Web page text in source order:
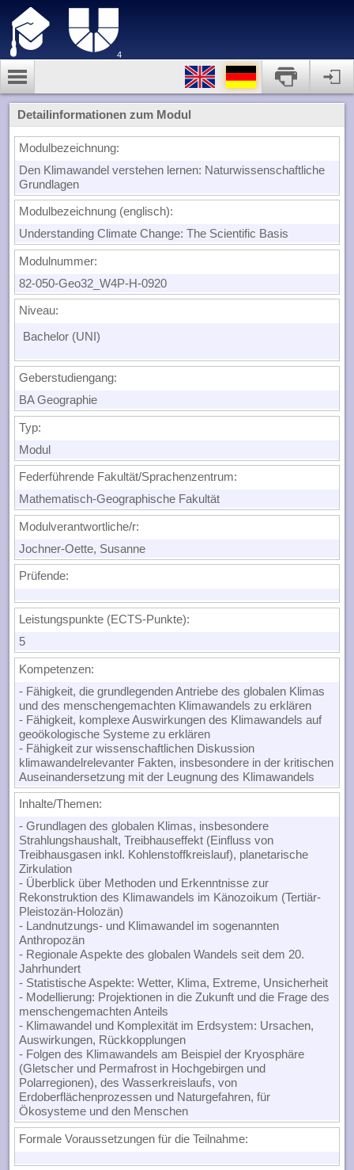
4
Detailinformationen zum Modul
Modulbezeichnung:
Den Klimawandel verstehen lernen: Naturwissenschaftliche
Grundlagen
Modulbezeichnung (englisch):
Understanding Climate Change: The Scientific Basis
Modulnummer:
82-050-Geo32_W4P-H-0920
Niveau:
Bachelor (UNI)
Geberstudiengang:
BA Geographie
Typ:
Modul
Federführende Fakultät/Sprachenzentrum:
Mathematisch-Geographische Fakultät
Modulverantwortliche/r:
Jochner-Oette, Susanne
Prüfende:
Leistungspunkte (ECTS-Punkte):
5
Kompetenzen:
- Fähigkeit, die grundlegenden Antriebe des globalen Klimas
und des menschengemachten Klimawandels zu erklären
- Fähigkeit, komplexe Auswirkungen des Klimawandels auf
geoökologische Systeme zu erklären
- Fähigkeit zur wissenschaftlichen Diskussion
klimawandelrelevanter Fakten, insbesondere in der kritischen
Auseinandersetzung mit der Leugnung des Klimawandels
Inhalte/Themen:
- Grundlagen des globalen Klimas, insbesondere
Strahlungshaushalt, Treibhauseffekt (Einfluss von
Treibhausgasen inkl. Kohlenstoffkreislauf), planetarische
Zirkulation
- Überblick über Methoden und Erkenntnisse zur
Rekonstruktion des Klimawandels im Känozoikum (Tertiär-
Pleistozän-Holozän)
- Landnutzungs- und Klimawandel im sogenannten
Anthropozän
- Regionale Aspekte des globalen Wandels seit dem 20.
Jahrhundert
- Statistische Aspekte: Wetter, Klima, Extreme, Unsicherheit
- Modellierung: Projektionen in die Zukunft und die Frage des
menschengemachten Anteils
- Klimawandel und Komplexität im Erdsystem: Ursachen,
Auswirkungen, Rückkopplungen
- Folgen des Klimawandels am Beispiel der Kryosphäre
(Gletscher und Permafrost in Hochgebirgen und
Polarregionen), des Wasserkreislaufs, von
Erdoberflächenprozessen und Naturgefahren, für
Ökosysteme und den Menschen
Formale Voraussetzungen für die Teilnahme: